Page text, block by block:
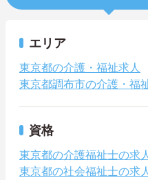
エリア
東京都の介護・福祉求人
東京都調布市の介護・福
資格
東京都の介護福祉士の求人
東京都の社会福祉士の求人